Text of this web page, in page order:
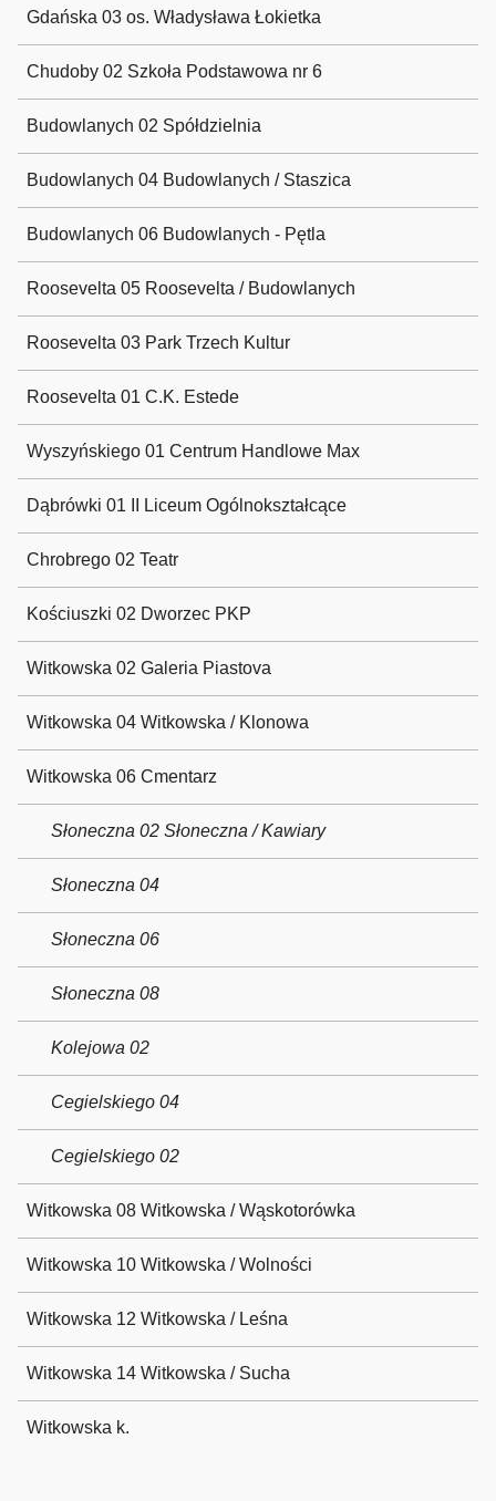
Gdańska 03 os. Władysława Łokietka
Chudoby 02 Szkoła Podstawowa nr 6
Budowlanych 02 Spółdzielnia
Budowlanych 04 Budowlanych / Staszica
Budowlanych 06 Budowlanych - Pętla
Roosevelta 05 Roosevelta / Budowlanych
Roosevelta 03 Park Trzech Kultur
Roosevelta 01 C.K. Estede
Wyszyńskiego 01 Centrum Handlowe Max
Dąbrówki 01 II Liceum Ogólnokształcące
Chrobrego 02 Teatr
Kościuszki 02 Dworzec PKP
Witkowska 02 Galeria Piastova
Witkowska 04 Witkowska / Klonowa
Witkowska 06 Cmentarz
Słoneczna 02 Słoneczna / Kawiary
Słoneczna 04
Słoneczna 06
Słoneczna 08
Kolejowa 02
Cegielskiego 04
Cegielskiego 02
Witkowska 08 Witkowska / Wąskotorówka
Witkowska 10 Witkowska / Wolności
Witkowska 12 Witkowska / Leśna
Witkowska 14 Witkowska / Sucha
Witkowska k.